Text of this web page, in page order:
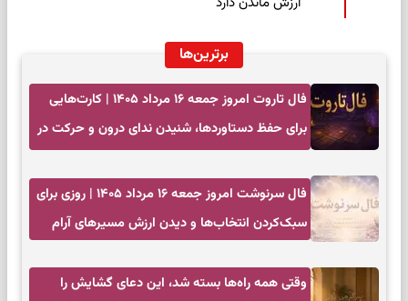
برترین‌ها
فال تاروت امروز جمعه ۱۶ مرداد ۱۴۰۵ | کارت‌هایی
برای حفظ دستاوردها، شنیدن ندای درون و حرکت در
فال سرنوشت امروز جمعه ۱۶ مرداد ۱۴۰۵ | روزی برای
سبک‌کردن انتخاب‌ها و دیدن ارزش مسیرهای آرام
وقتی همه راه‌ها بسته شد، این دعای گشایش را